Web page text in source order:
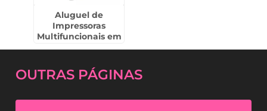
Aluguel de
Impressoras
Multifuncionais em
Cerquilho
OUTRAS PÁGINAS